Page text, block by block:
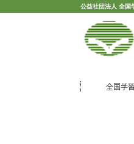
公益社団法人 全
全国学